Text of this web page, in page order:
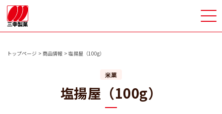
トップページ 商品情報 塩揚屋（100g）
米菓
塩揚屋（100g）